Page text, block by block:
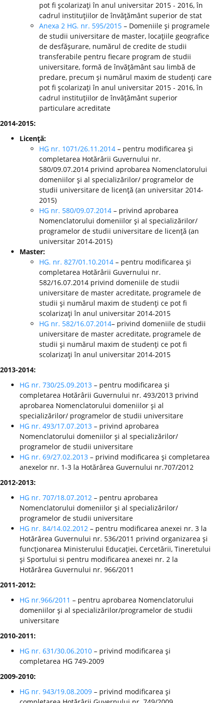
pot fi şcolarizaţi în anul universitar 2015 - 2016, în
cadrul instituţiilor de învăţământ superior de stat
Anexa 2 HG. nr. 595/2015 – Domeniile şi programele
de studii universitare de master, locaţiile geografice
de desfăşurare, numărul de credite de studii
transferabile pentru fiecare program de studii
universitare, formă de învăţământ sau limbă de
predare, precum şi numărul maxim de studenţi care
pot fi şcolarizaţi în anul universitar 2015 - 2016, în
cadrul instituţiilor de învăţământ superior
particulare acreditate
2014-2015:
Licenţă:
HG nr. 1071/26.11.2014 – pentru modificarea şi
completarea Hotărârii Guvernului nr.
580/09.07.2014 privind aprobarea Nomenclatorului
domeniilor şi al specializărilor/ programelor de
studii universitare de licenţă (an universitar 2014-
2015)
HG nr. 580/09.07.2014 – privind aprobarea
Nomenclatorului domeniilor şi al specializărilor/
programelor de studii universitare de licenţă (an
universitar 2014-2015)
Master:
HG. nr. 827/01.10.2014 – pentru modificarea şi
completarea Hotărârii Guvernului nr.
582/16.07.2014 privind domeniile de studii
universitare de master acreditate, programele de
studii şi numărul maxim de studenţi ce pot fi
scolarizaţi în anul universitar 2014-2015
HG nr. 582/16.07.2014– privind domeniile de studii
universitare de master acreditate, programele de
studii şi numărul maxim de studenţi ce pot fi
scolarizaţi în anul universitar 2014-2015
2013-2014:
HG nr. 730/25.09.2013 – pentru modificarea şi
completarea Hotărârii Guvernului nr. 493/2013 privind
aprobarea Nomenclatorului domeniilor şi al
specializărilor/ programelor de studii universitare
HG nr. 493/17.07.2013 – privind aprobarea
Nomenclatorului domeniilor şi al specializărilor/
programelor de studii universitare
HG nr. 69/27.02.2013 – privind modificarea şi completarea
anexelor nr. 1-3 la Hotărârea Guvernului nr.707/2012
2012-2013:
HG nr. 707/18.07.2012 – pentru aprobarea
Nomenclatorului domeniilor şi al specializărilor/
programelor de studii universitare
HG nr. 84/14.02.2012 – pentru modificarea anexei nr. 3 la
Hotărârea Guvernului nr. 536/2011 privind organizarea şi
funcţionarea Ministerului Educaţiei, Cercetării, Tineretului
şi Sportului si pentru modificarea anexei nr. 2 la
Hotărârea Guvernului nr. 966/2011
2011-2012:
HG nr.966/2011 – pentru aprobarea Nomenclatorului
domeniilor şi al specializărilor/programelor de studii
universitare
2010-2011:
HG nr. 631/30.06.2010 – privind modificarea şi
completarea HG 749-2009
2009-2010:
HG nr. 943/19.08.2009 – privind modificarea şi